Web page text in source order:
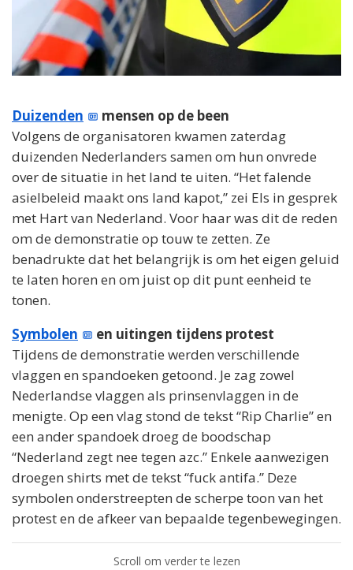
Duizenden
mensen op de been
Volgens de organisatoren kwamen zaterdag
duizenden Nederlanders samen om hun onvrede
over de situatie in het land te uiten. “Het falende
asielbeleid maakt ons land kapot,” zei Els in gesprek
met Hart van Nederland. Voor haar was dit de reden
om de demonstratie op touw te zetten. Ze
benadrukte dat het belangrijk is om het eigen geluid
te laten horen en om juist op dit punt eenheid te
tonen.
Symbolen
en uitingen tijdens protest
Tijdens de demonstratie werden verschillende
vlaggen en spandoeken getoond. Je zag zowel
Nederlandse vlaggen als prinsenvlaggen in de
menigte. Op een vlag stond de tekst “Rip Charlie” en
een ander spandoek droeg de boodschap
“Nederland zegt nee tegen azc.” Enkele aanwezigen
droegen shirts met de tekst “fuck antifa.” Deze
symbolen onderstreepten de scherpe toon van het
protest en de afkeer van bepaalde tegenbewegingen.
Scroll om verder te lezen